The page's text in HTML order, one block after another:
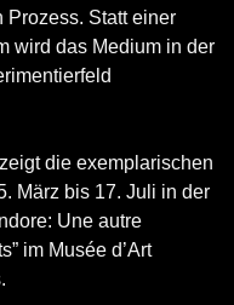
Prozess. Statt einer
wird das Medium in der
die exemplarischen
März bis 17. Juli in der
Une autre
im Musée d’Art